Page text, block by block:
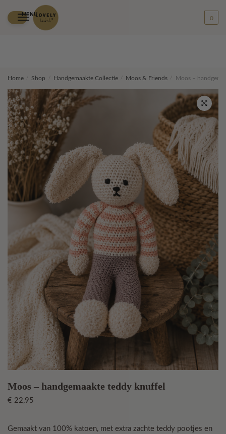
navigation
content
MENU
0
Home Shop Handgemaakte Collectie Moos & Friends / Moos –
🔍
Moos – handgemaakte teddy knuffel
€ 22,95
Gemaakt van 100% katoen, met extra zachte teddy pootjes en